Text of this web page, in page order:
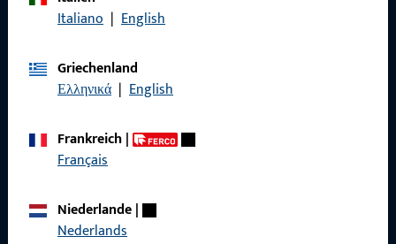
Italiano | English
Griechenland
Ελληνικά | English
Frankreich|
Français
Niederlande|
Nederlands
Allgemeines
Impressum